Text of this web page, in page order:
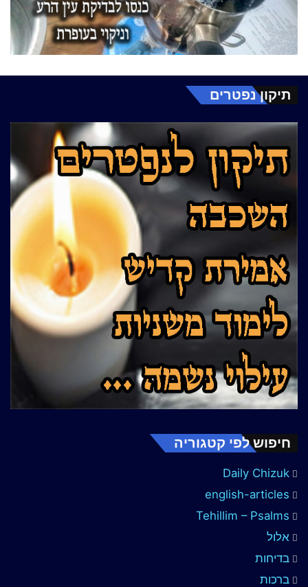
תיקון נפטרים
חיפוש לפי קטגוריה
Daily Chizuk
english-articles
Tehillim – Psalms
אלול
בדיחות
ברכות